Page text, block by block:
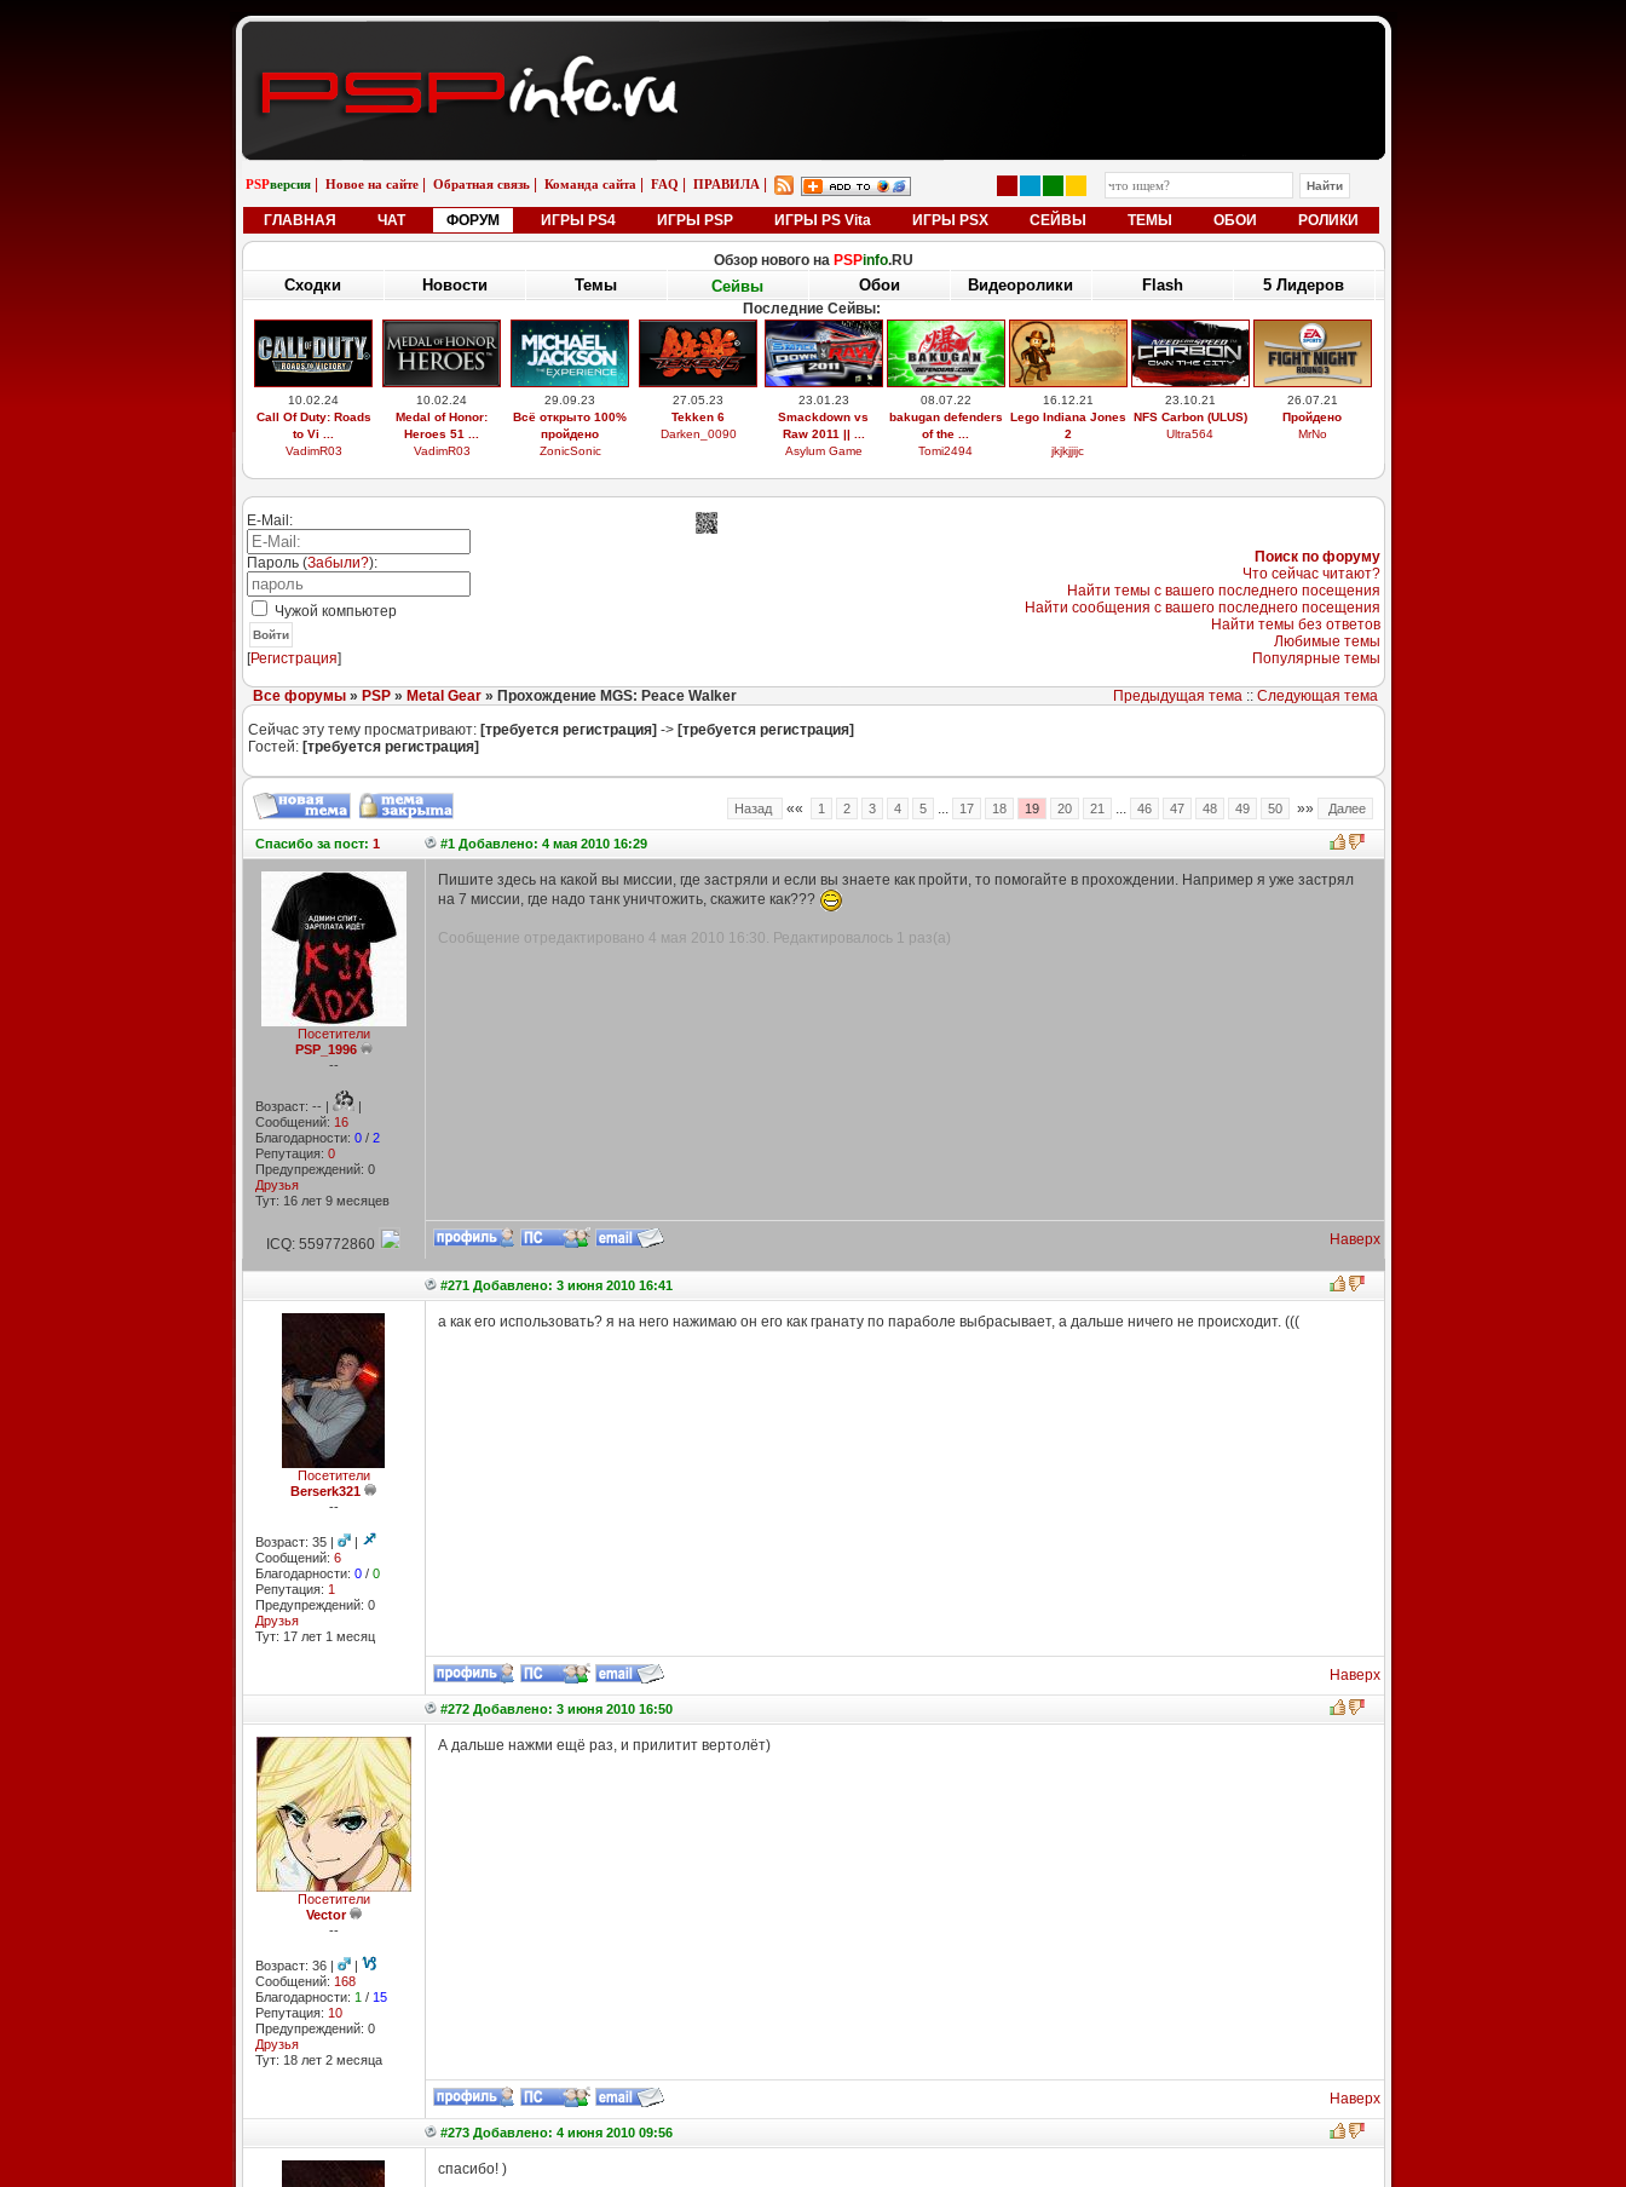
PSPверсия Новое на сайте Обратная связь Команда сайта FAQ ПРАВИЛА
ГЛАВНАЯ ЧАТ ФОРУМ ИГРЫ PS4 ИГРЫ PSP ИГРЫ PS Vita ИГРЫ PSX СЕЙВЫ ТЕМЫ ОБОИ РОЛИКИ
Обзор нового на PSPinfo.RU
Сходки Новости Темы Сейвы Обои Видеоролики Flash 5 Лидеров
Последние Сейвы:
10.02.24
Call Of Duty: Roads
to Vi ...
VadimR03
10.02.24
Medal of Honor:
Heroes 51 ...
VadimR03
29.09.23
Всё открыто 100%
пройдено
ZonicSonic
27.05.23
Tekken 6
Darken_0090
23.01.23
Smackdown vs
Raw 2011 || ...
Asylum Game
08.07.22
bakugan defenders
of the ...
Tomi2494
16.12.21
Lego Indiana Jones
2
jkjkjjijc
23.10.21
NFS Carbon (ULUS)
Ultra564
26.07.21
Пройдено
MrNo
E-Mail:
Пароль (Забыли?):
Чужой компьютер
Войти
[Регистрация]
Поиск по форуму
Что сейчас читают?
Найти темы с вашего последнего посещения
Найти сообщения с вашего последнего посещения
Найти темы без ответов
Любимые темы
Популярные темы
Все форумы» PSP» Metal Gear» Прохождение MGS: Peace Walker Предыдущая тема:: Следующая тема
Сейчас эту тему просматривают: [требуется регистрация] -> [требуется регистрация]
Гостей: [требуется регистрация]
Назад «« 1 2 3 4 5 ... 17 18 19 20 21 ... 46 47 48 49 50 »» Далее
Спасибоза пост: 1 #1 Добавлено: 4 мая 2010 16:29
Посетители
PSP_1996
--
Возраст: -- |
|
Сообщений: 16
Благодарности: 0/ 2
Репутация: 0
Предупреждений: 0
Друзья
Тут: 16 лет 9 месяцев
Пишите здесь на какой вы миссии, где застряли и если вы знаете как пройти, то помогайте в прохождении. Например я уже застрял
на 7 миссии, где надо танк уничтожить, скажите как???
Сообщение отредактировано 4 мая 2010 16:30. Редактировалось 1 раз(а)
ICQ: 559772860 Наверх
#271 Добавлено: 3 июня 2010 16:41
Посетители
Berserk321
--
Возраст: 35 |
|
Сообщений: 6
Благодарности: 0/ 0
Репутация: 1
Предупреждений: 0
Друзья
Тут: 17 лет 1 месяц
а как его использовать? я на него нажимаю он его как гранату по параболе выбрасывает, а дальше ничего не происходит. (((
Наверх
#272 Добавлено: 3 июня 2010 16:50
Посетители
Vector
--
Возраст: 36 |
|
Сообщений: 168
Благодарности: 1 / 15
Репутация: 10
Предупреждений: 0
Друзья
Тут: 18 лет 2 месяцa
А дальше нажми ещё раз, и прилитит вертолёт)
Наверх
#273 Добавлено: 4 июня 2010 09:56
спасибо! )